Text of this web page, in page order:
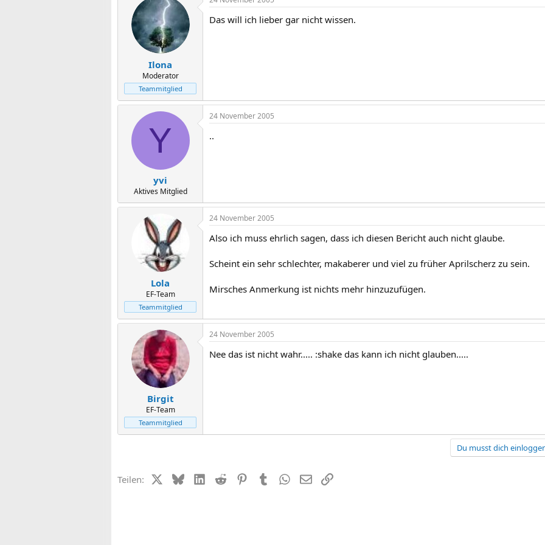
Ilona
Moderator
Teammitglied
Das will ich lieber gar nicht wissen.
Y
yvi
Aktives Mitglied
24 November 2005
..
Lola
EF-Team
Teammitglied
24 November 2005
Also ich muss ehrlich sagen, dass ich diesen Bericht auch nicht glaube.
Scheint ein sehr schlechter, makaberer und viel zu früher Aprilscherz zu sein.
Mirsches Anmerkung ist nichts mehr hinzuzufügen.
Birgit
EF-Team
Teammitglied
24 November 2005
Nee das ist nicht wahr..... :shake das kann ich nicht glauben.....
Du musst dich
Teilen: X (Twitter)
BlueskyLinkedIn
Reddit PinterestTumblrWhatsApp
E-MailLink